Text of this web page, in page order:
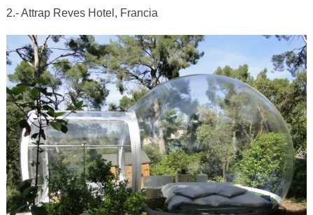
2.- Attrap Reves Hotel, Francia